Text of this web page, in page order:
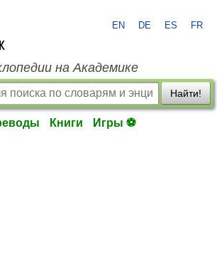
EN DE ES FR
на Академике
Найти!
Книги Игры ⚽